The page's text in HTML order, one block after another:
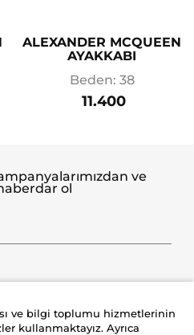
ALEXANDER MCQUEEN
AYAKKABI
Beden: 38
11.400
ve
ol
ve bilgi toplumu hizmetlerinin
kullanmaktayız. Ayrıca